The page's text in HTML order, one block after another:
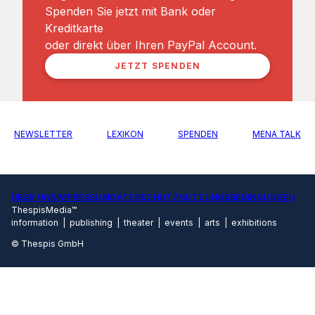
Spenden Sie jetzt mit Bank oder
Kreditkarte
oder direkt über Ihren PayPal Account.
JETZT SPENDEN
NEWSLETTER LEXIKON SPENDEN MENA TALK
ÜBER UNSIMPRESSUMDATENSCHUTZNUTZUNGSBEDINGUNGEN
ThespisMedia™
information | publishing | theater | events | arts | exhibitions
© Thespis GmbH